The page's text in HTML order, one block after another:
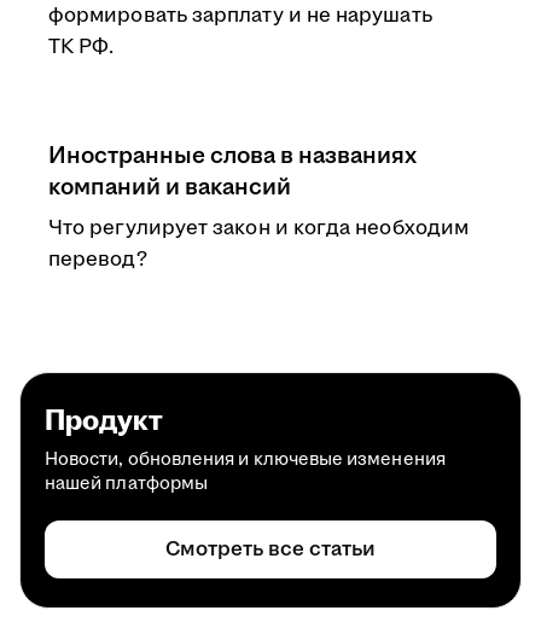
формировать зарплату и не нарушать
ТК РФ.
Иностранные слова в названиях
компаний и вакансий
Что регулирует закон и когда необходим
перевод?
Продукт
Новости, обновления и ключевые изменения
нашей платформы
Смотреть все статьи